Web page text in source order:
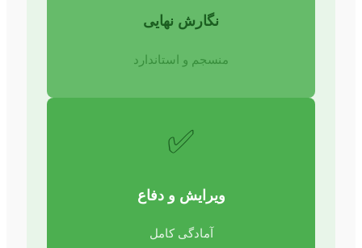
نگارش نهایی
منسجم و استاندارد
✅
ویرایش و دفاع
آمادگی کامل